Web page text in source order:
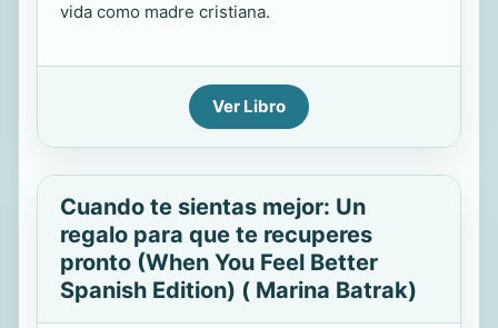
vida como madre cristiana.
Ver Libro
Cuando te sientas mejor: Un
regalo para que te recuperes
pronto (When You Feel Better
Spanish Edition) ( Marina Batrak)